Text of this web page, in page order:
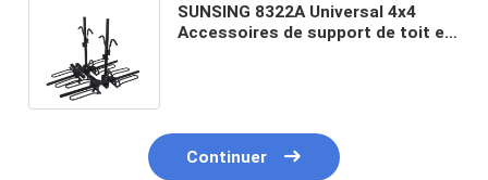
SUNSING 8322A Universal 4x4
Accessoires de support de toit en
Continuer